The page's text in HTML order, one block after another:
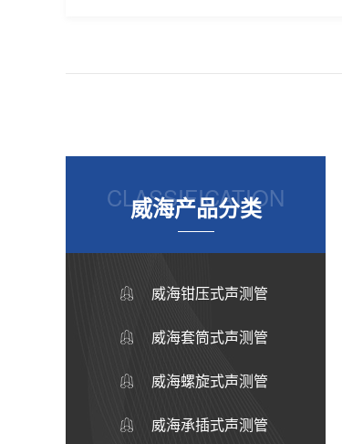
CLASSIFICATION
威海产品分类
威海钳压式声测管
威海套筒式声测管
威海螺旋式声测管
威海承插式声测管